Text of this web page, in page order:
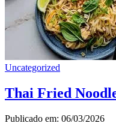
Uncategorized
Thai Fried
Publicado em: 06/03/2026